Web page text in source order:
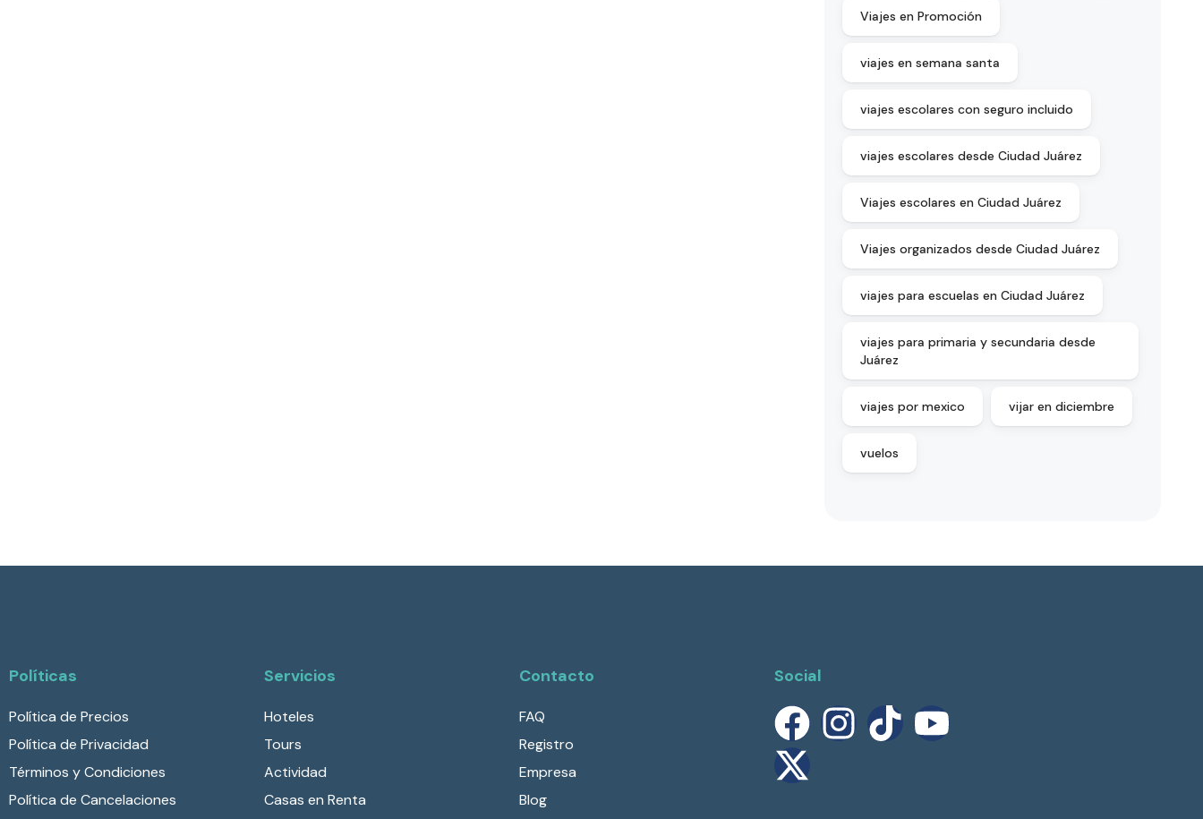
Viajes en Promoción
viajes en semana santa
viajes escolares con seguro incluido
viajes escolares desde Ciudad Juárez
Viajes escolares en Ciudad Juárez
Viajes organizados desde Ciudad Juárez
viajes para escuelas en Ciudad Juárez
viajes para primaria y secundaria desde
Juárez
viajes por mexico vijar en diciembre
vuelos
Políticas
Política de Precios
Política de Privacidad
Términos y Condiciones
Política de Cancelaciones
Servicios
Hoteles
Tours
Actividad
Casas en Renta
Contacto
FAQ
Registro
Empresa
Blog
Social